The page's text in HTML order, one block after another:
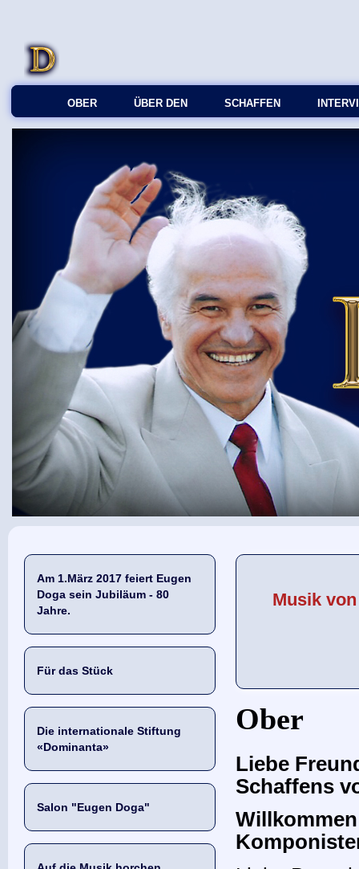
OBER ÜBER DEN SCHAFFEN
Am 1.März 2017 feiert Eugen
Doga sein Jubiläum - 80
Jahre.
Für das Stück
Die internationale Stiftung
«Dominanta»
Salon "Eugen Doga"
Musik
Ober
Liebe
Schaffens